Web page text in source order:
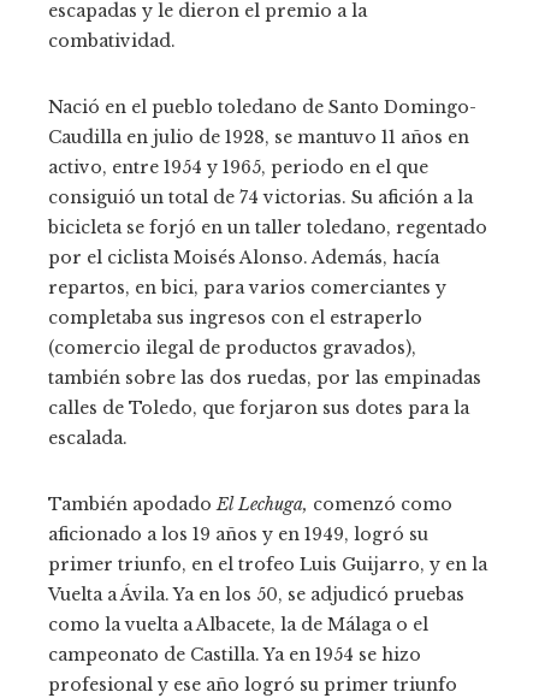
escapadas y le dieron el premio a la
combatividad.
Nació en el pueblo toledano de Santo Domingo-
Caudilla en julio de 1928, se mantuvo 11 años en
activo, entre 1954 y 1965, periodo en el que
consiguió un total de 74 victorias. Su afición a la
bicicleta se forjó en un taller toledano, regentado
por el ciclista Moisés Alonso. Además, hacía
repartos, en bici, para varios comerciantes y
completaba sus ingresos con el estraperlo
(comercio ilegal de productos gravados),
también sobre las dos ruedas, por las empinadas
calles de Toledo, que forjaron sus dotes para la
escalada.
También apodadoEl Lechuga, comenzó como
aficionado a los 19 años y en 1949, logró su
primer triunfo, en el trofeo Luis Guijarro, y en la
Vuelta a Ávila. Ya en los 50, se adjudicó pruebas
como la vuelta a Albacete, la de Málaga o el
campeonato de Castilla. Ya en 1954 se hizo
profesional y ese año logró su primer triunfo